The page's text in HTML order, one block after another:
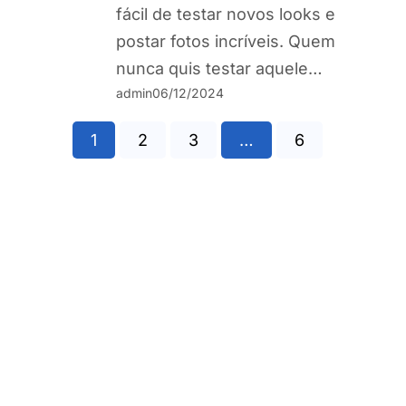
fácil de testar novos looks e
postar fotos incríveis. Quem
nunca quis testar aquele…
admin06/12/2024
1 2 3 … 6